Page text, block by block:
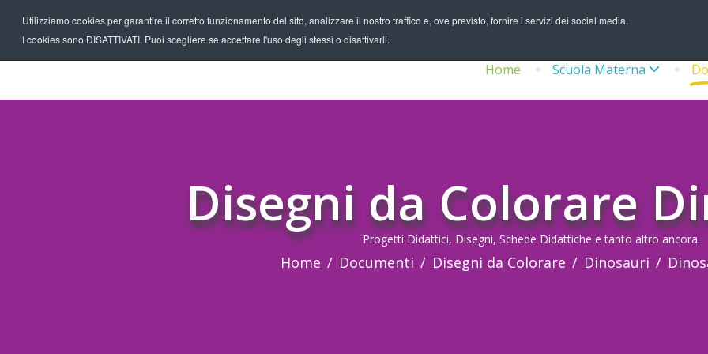
Utilizziamo cookies per garantire il corretto funzionamento del sito, analizzare il nostro traffico e, ove previsto, fornire i servizi dei social media.
I cookies sono DISATTIVATI. Puoi scegliere se accettare l'uso degli stessi o disattivarli.
Home Scuola Materna
Disegni da Colorare
Progetti Didattici, Disegni, Schede Didattiche e tanto altro ancora.
Home Documenti Disegni da Colorare Dinosauri